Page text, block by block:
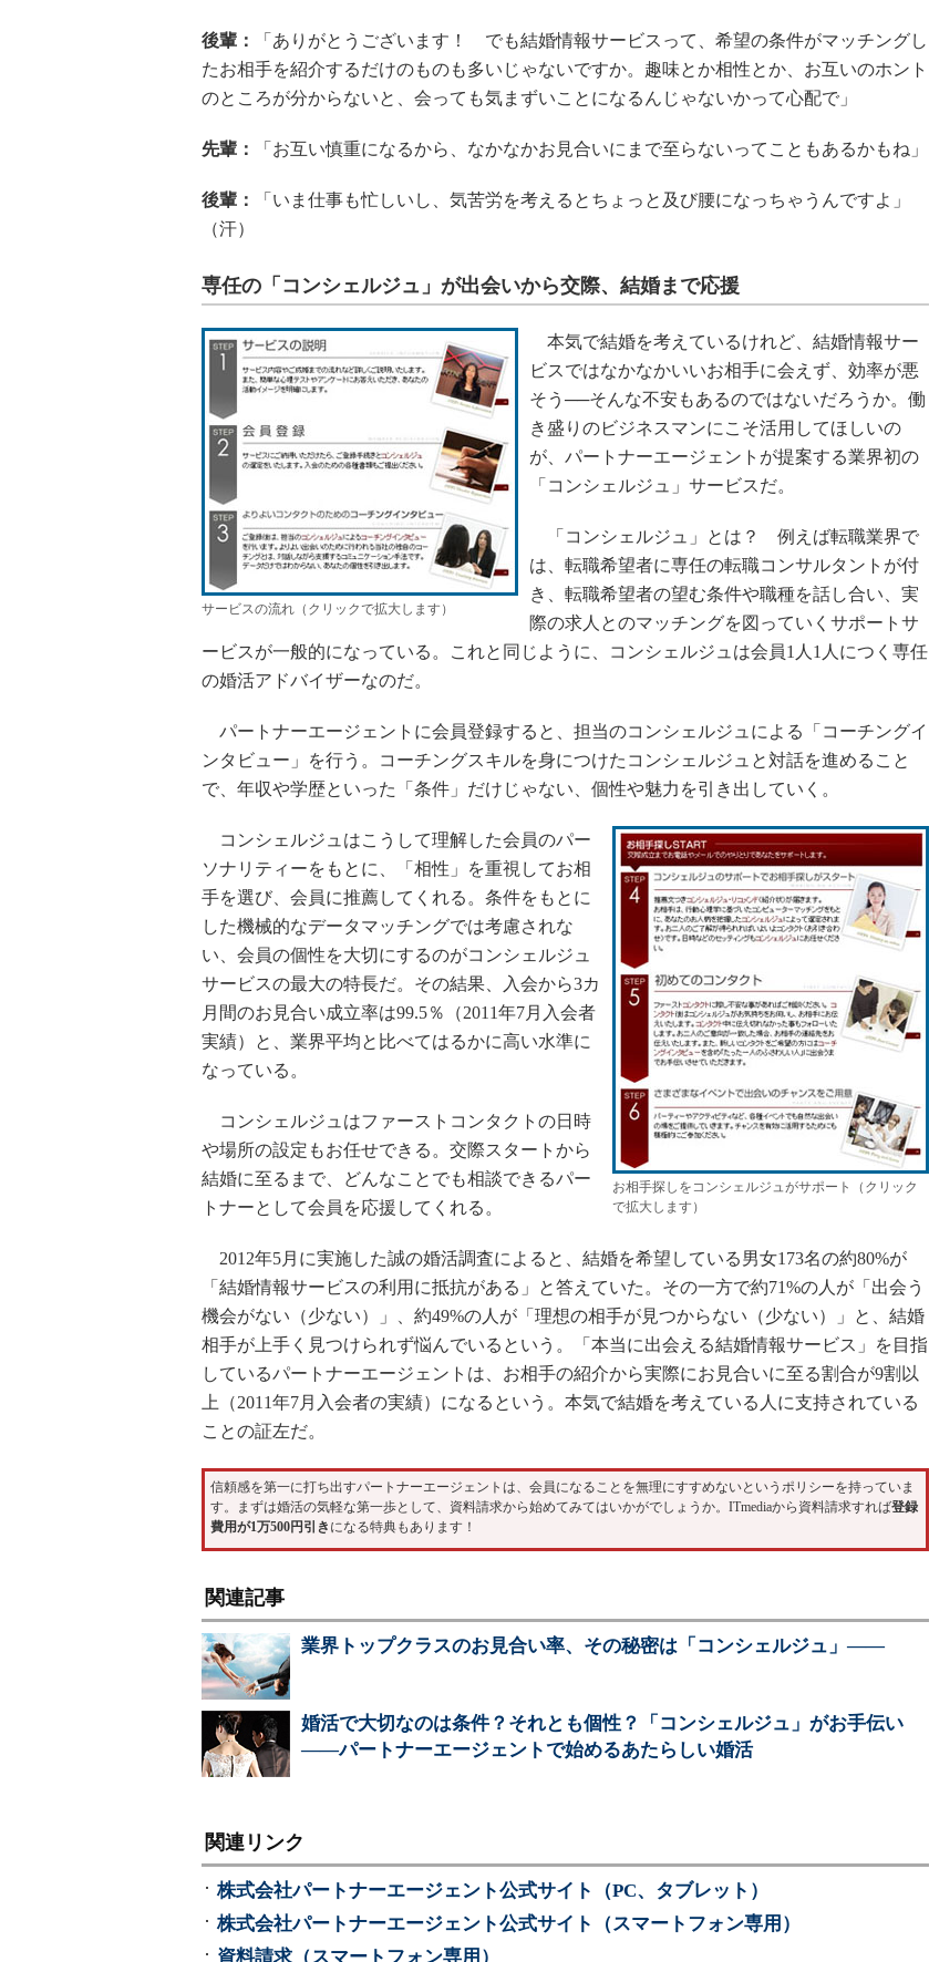
後輩：
「ありがとうございます！ でも結婚情報サービスって、希望の条件がマッチングし
たお相手を紹介するだけのものも多いじゃないですか。趣味とか相性とか、お互いのホント
のところが分からないと、会っても気まずいことになるんじゃないかって心配で」
先輩： 「お互い慎重になるから、なかなかお見合いにまで至らないってこともあるかもね」
後輩：
「いま仕事も忙しいし、気苦労を考えるとちょっと及び腰になっちゃうんですよ」
（汗）
専任の「コンシェルジュ」が出会いから交際、結婚まで応援
サービスの流れ（クリックで拡大します）
本気で結婚を考えているけれど、結婚情報サー
ビスではなかなかいいお相手に会えず、効率が悪
そう──そんな不安もあるのではないだろうか。働
き盛りのビジネスマンにこそ活用してほしいの
が、パートナーエージェントが提案する業界初の
「コンシェルジュ」サービスだ。
「コンシェルジュ」とは？ 例えば転職業界で
は、転職希望者に専任の転職コンサルタントが付
き、転職希望者の望む条件や職種を話し合い、実
際の求人とのマッチングを図っていくサポートサ
ービスが一般的になっている。これと同じように、コンシェルジュは会員1人1人につく専任
の婚活アドバイザーなのだ。
パートナーエージェントに会員登録すると、担当のコンシェルジュによる「コーチングイ
ンタビュー」を行う。コーチングスキルを身につけたコンシェルジュと対話を進めること
で、年収や学歴といった「条件」だけじゃない、個性や魅力を引き出していく。
お相手探しをコンシェルジュがサポート（クリック
で拡大します）
コンシェルジュはこうして理解した会員のパー
ソナリティーをもとに、「相性」を重視してお相
手を選び、会員に推薦してくれる。条件をもとに
した機械的なデータマッチングでは考慮されな
い、会員の個性を大切にするのがコンシェルジュ
サービスの最大の特長だ。その結果、入会から3カ
月間のお見合い成立率は99.5％（2011年7月入会者
実績）と、業界平均と比べてはるかに高い水準に
なっている。
コンシェルジュはファーストコンタクトの日時
や場所の設定もお任せできる。交際スタートから
結婚に至るまで、どんなことでも相談できるパー
トナーとして会員を応援してくれる。
2012年5月に実施した誠の婚活調査によると、結婚を希望している男女173名の約80%が
「結婚情報サービスの利用に抵抗がある」と答えていた。その一方で約71%の人が「出会う
機会がない（少ない）」、約49%の人が「理想の相手が見つからない（少ない）」と、結婚
相手が上手く見つけられず悩んでいるという。「本当に出会える結婚情報サービス」を目指
しているパートナーエージェントは、お相手の紹介から実際にお見合いに至る割合が9割以
上（2011年7月入会者の実績）になるという。本気で結婚を考えている人に支持されている
ことの証左だ。
信頼感を第一に打ち出すパートナーエージェントは、会員になることを無理にすすめないというポリシーを持っていま
す。まずは婚活の気軽な第一歩として、資料請求から始めてみてはいかがでしょうか。ITmediaから資料請求すれば登録
費用が1万500円引き になる特典もあります！
関連記事
業界トップクラスのお見合い率、その秘密は「コンシェルジュ」――
婚活で大切なのは条件？それとも個性？「コンシェルジュ」がお手伝い
――パートナーエージェントで始めるあたらしい婚活
関連リンク
株式会社パートナーエージェント公式サイト（PC、タブレット）
株式会社パートナーエージェント公式サイト（スマートフォン専用）
資料請求（スマートフォン専用）